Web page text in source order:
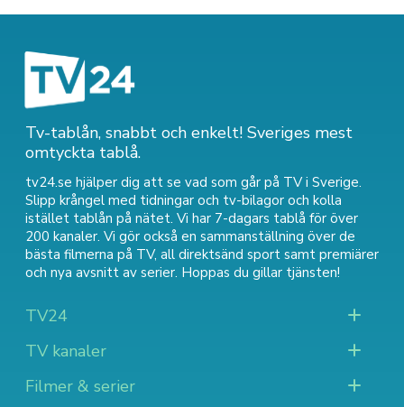
Tv-tablån, snabbt och enkelt! Sveriges mest
omtyckta tablå.
tv24.se hjälper dig att se vad som går på TV i Sverige.
Slipp krångel med tidningar och tv-bilagor och kolla
istället tablån på nätet. Vi har 7-dagars tablå för över
200 kanaler. Vi gör också en sammanställning över de
bästa filmerna på TV, all direktsänd sport samt premiärer
och nya avsnitt av serier. Hoppas du gillar tjänsten!
TV24
TV kanaler
Filmer & serier